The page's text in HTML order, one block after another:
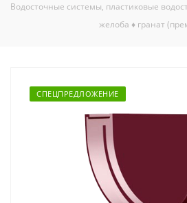
Водосточные системы, пластиковые
желоба ♦ гранат
СПЕЦПРЕДЛОЖЕНИЕ